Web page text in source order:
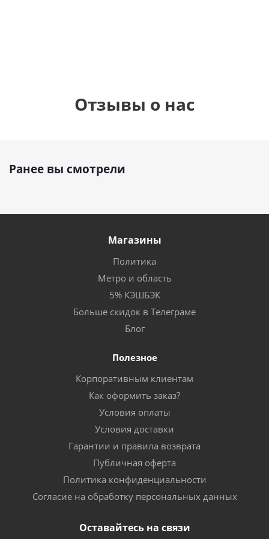
Отзывы о нас
Ранее вы смотрели
Магазины
Политика
Метро и область
5% КЭШБЭК
Больше скидок в Телеграме
Блог
Полезное
Корпоративным клиентам
Как оформить заказ?
Условия оплаты
Условия доставки
Гарантии и правила возврата
Публичная оферта
Политика конфиденциальности
Согласие на обработку персональных данных
Оставайтесь на связи